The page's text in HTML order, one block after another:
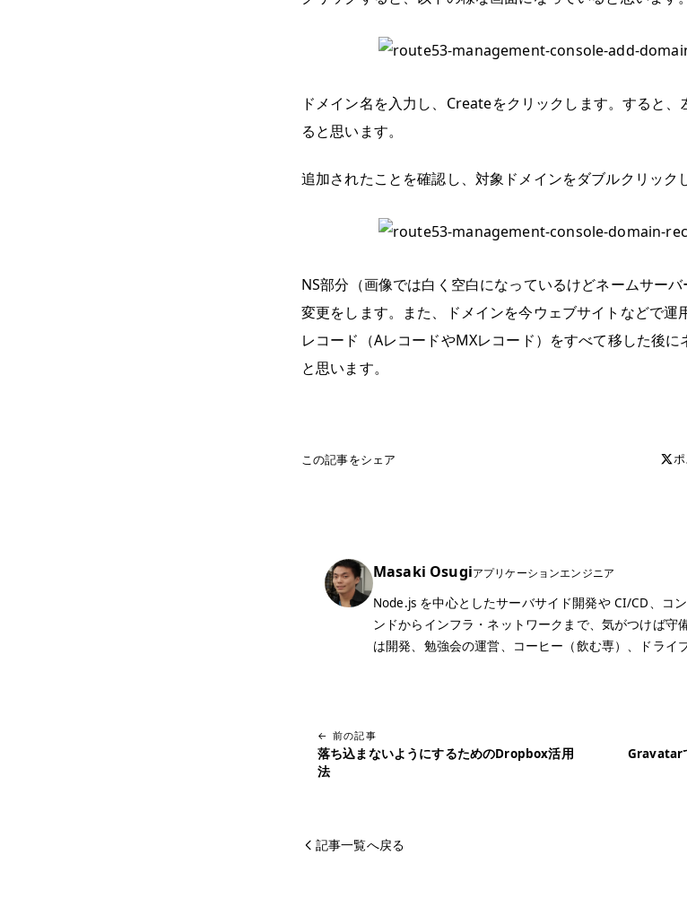
ドメイン名を入力し、Createをクリックします。すると
ると思います。
追加されたことを確認し、対象ドメインをダブルクリック
NS部分（画像では白く空白になっているけどネームサー
変更をします。また、ドメインを今ウェブサイトなどで運
レコード（AレコードやMXレコード）をすべて移した後
と思います。
この記事をシェア ポ
Masaki Osugiアプリケーションエンジニア
Node.js を中心としたサーバサイド開発や CI/CD、コ
ンドからインフラ・ネットワークまで、気がつけば守
は開発、勉強会の運営、コーヒー（飲む専）、ドライブ
← 前の記事
落ち込まないようにするためのDropbox活用
法
Gravatar
記事一覧へ戻る